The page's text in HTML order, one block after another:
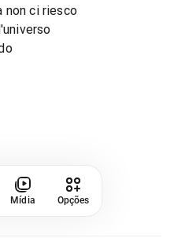
non ci riesco
Mídia Opções